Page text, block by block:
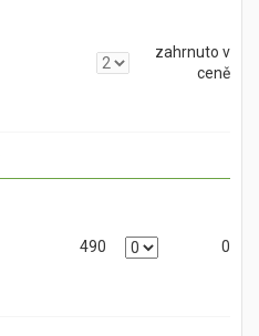
zahrnuto v
ceně
490 0